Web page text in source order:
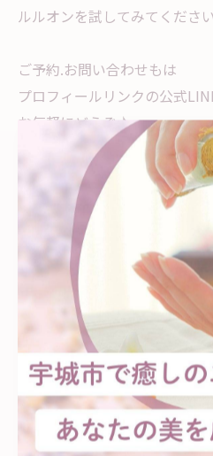
ルルオンを試してみてくださ
ご予約.お問い合わせもは
プロフィールリンクの公式
お気軽にどうぞ♪
......................................................
YOSAPARK Feliz【ヨサパー
📍熊本県宇城市松橋：松橋高校
(詳しい住所はご予約確定
🅿️駐車場 有
⏰10:00〜20:00 / 不定休
(時間外ご希望の方はご相
🗓️完全予約制/女性専用
#エステ #ダイエット
#温活 #自分磨き #デトックス
#癒しタイム #宇城市エステ